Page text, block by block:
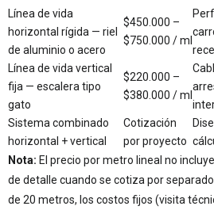
Línea de vida
horizontal rígida — riel
de aluminio o acero
$450.000 –
$750.000 / ml
Línea de vida vertical
fija — escalera tipo
gato
$220.000 –
$380.000 / ml
Sistema combinado
horizontal + vertical
Cotización
por proyecto
Nota: El precio por metro lineal no
de detalle cuando se cotiza por
de 20 metros, los costos fijos (visita